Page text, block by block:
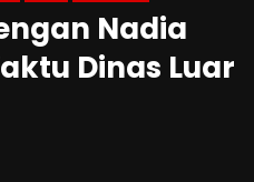
Nadia
Dinas Luar